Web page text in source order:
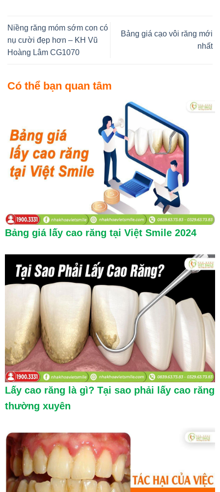
Niềng răng móm sớm con có
nụ cười đẹp hơn – KH Vũ
Hoàng Lâm CG1070
Bảng giá cạo vôi răng mới
nhất
Có thể bạn quan tâm
Bảng giá lấy cao răng tại Việt Smile 2024
Lấy cao răng là gì? Tại sao phải lấy cao răng
thường xuyên